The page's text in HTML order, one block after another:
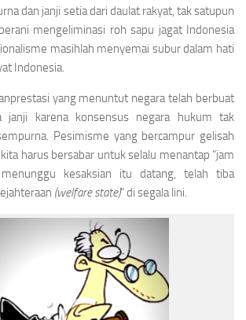
dan janji setia dari daulat rakyat, tak satupun
mengeliminasi roh sapu jagat Indonesia
masihlah menyemai subur dalam hati
Indonesia.
yang menuntut negara telah berbuat
janji karena konsensus negara hukum tak
Pesimisme yang bercampur gelisah
harus bersabar untuk selalu menantap “jam
kesaksian itu datang, telah tiba
(welfare state)” di segala lini.